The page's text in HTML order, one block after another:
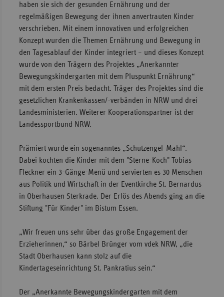
haben sie sich der gesunden Ernährung und der
regelmäßigen Bewegung der ihnen anvertrauten Kinder
verschrieben. Mit einem innovativen und erfolgreichen
Konzept wurden die Themen Ernährung und Bewegung in
den Tagesablauf der Kinder integriert – und dieses Konzept
wurde von den Trägern des Projektes „Anerkannter
Bewegungskindergarten mit dem Pluspunkt Ernährung“
mit dem ersten Preis bedacht. Träger des Projektes sind die
gesetzlichen Krankenkassen/-verbänden in NRW und drei
Landesministerien. Weiterer Kooperationspartner ist der
Landessportbund NRW.
Prämiert wurde ein sogenanntes „Schutzengel-Mahl“.
Dabei kochten die Kinder mit dem "Sterne-Koch" Tobias
Fleckner ein 3-Gänge-Menü und servierten es 30 Menschen
aus Politik und Wirtschaft in der Eventkirche St. Bernardus
in Oberhausen Sterkrade. Der Erlös des Abends ging an die
Stiftung "Für Kinder" im Bistum Essen.
„Wir freuen uns sehr über das große Engagement der
Erzieherinnen,“ so Bärbel Brünger vom vdek NRW, „die
Stadt Oberhausen kann stolz auf die
Kindertageseinrichtung St. Pankratius sein.“
Der „Anerkannte Bewegungskindergarten mit dem